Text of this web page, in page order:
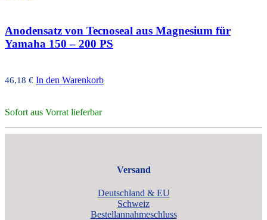
Anodensatz von Tecnoseal aus Magnesium für
Yamaha 150 – 200 PS
46,18 € In den Warenkorb
Sofort aus Vorrat lieferbar
Versand
Deutschland & EU
Schweiz
Bestellannahmeschluss